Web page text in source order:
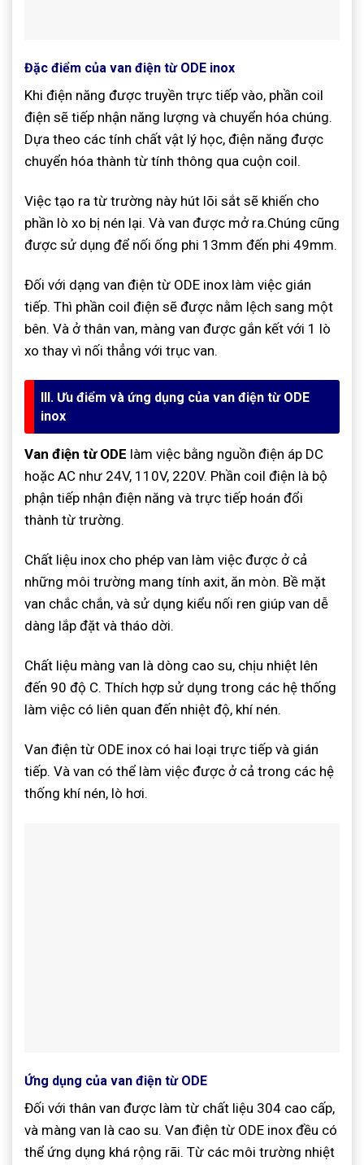
Đặc điểm của van điện từ ODE inox
Khi điện năng được truyền trực tiếp vào, phần coil
điện sẽ tiếp nhận năng lượng và chuyển hóa chúng.
Dựa theo các tính chất vật lý học, điện năng được
chuyển hóa thành từ tính thông qua cuộn coil.
Việc tạo ra từ trường này hút lõi sắt sẽ khiến cho
phần lò xo bị nén lại. Và van được mở ra.Chúng cũng
được sử dụng để nối ống phi 13mm đến phi 49mm.
Đối với dạng van điện từ ODE inox làm việc gián
tiếp. Thì phần coil điện sẽ được nằm lệch sang một
bên. Và ở thân van, màng van được gắn kết với 1 lò
xo thay vì nối thẳng với trục van.
III. Ưu điểm và ứng dụng của van điện từ ODE
inox
Van điện từ ODE làm việc bằng nguồn điện áp DC
hoặc AC như 24V, 110V, 220V. Phần coil điện là bộ
phận tiếp nhận điện năng và trực tiếp hoán đổi
thành từ trường.
Chất liệu inox cho phép van làm việc được ở cả
những môi trường mang tính axit, ăn mòn. Bề mặt
van chắc chắn, và sử dụng kiểu nối ren giúp van dễ
dàng lắp đặt và tháo dời.
Chất liệu màng van là dòng cao su, chịu nhiệt lên
đến 90 độ C. Thích hợp sử dụng trong các hệ thống
làm việc có liên quan đến nhiệt độ, khí nén.
Van điện từ ODE inox có hai loại trực tiếp và gián
tiếp. Và van có thể làm việc được ở cả trong các hệ
thống khí nén, lò hơi.
Ứng dụng của van điện từ ODE
Đối với thân van được làm từ chất liệu 304 cao cấp,
và màng van là cao su. Van điện từ ODE inox đều có
thể ứng dụng khá rộng rãi. Từ các môi trường nhiệt